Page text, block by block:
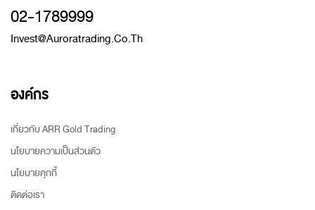
02-1789999
Invest@auroratrading.co.th
องค์กร
เกี่ยวกับ ARR Gold Trading
นโยบายความเป็นส่วนตัว
นโยบายคุกกี้
ติดต่อเรา